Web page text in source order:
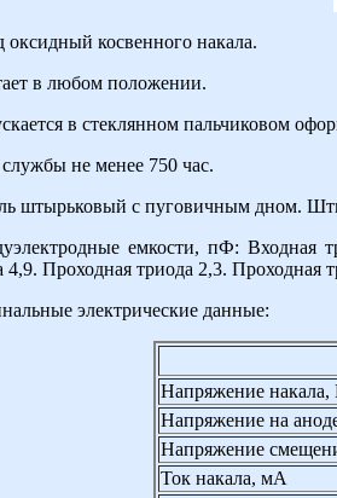
оксидный косвенного накала.
в любом положении.
в стеклянном пальчиковом
не менее 750 час.
штырьковый с пуговичным дном.
емкости, пФ: Входная
4,9. Проходная триода 2,3. Проходная
электрические данные:
Напряжение накала,
Напряжение на
Напряжение
Ток накала, мА